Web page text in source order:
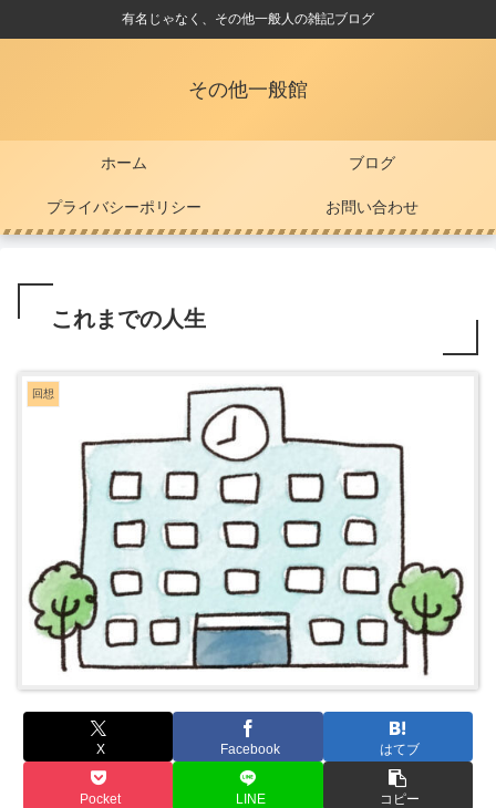
有名じゃなく、その他一般人の雑記ブログ
その他一般館
ホーム ブログ
プライバシーポリシー お問い合わせ
これまでの人生
回想
X Facebook はてブ
Pocket LINE コピー